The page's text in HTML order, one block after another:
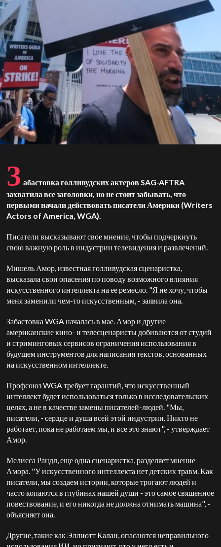
З абастовка голливудских актеров SAG-AFTRA
захватила все заголовки, но не стоит забывать, что
первыми начали действовать писатели Америки (Writers
Actors of America, WGA).
Писатели высказывают свое мнение, чтобы подчеркнуть
свою важную роль в индустрии телевидения и развлечений.
Мишель Амор, известная голливудская сценаристка,
высказала свои опасения по поводу возможного влияния
искусственного интеллекта на ее ремесло. "Я не хочу, чтобы
меня заменили чем-то искусственным, - заявила она.
Забастовка WGA началась в мае. Амор и другие
американские кино- и телесценаристы добиваются от студий
и стриминговых сервисов ограничения использования в
будущем инструментов для написания текстов, основанных
на искусственном интеллекте.
Профсоюз WGA требует гарантий, что искусственный
интеллект будет использоваться только в исследовательских
целях, а не в качестве замены писателей-людей. "Мы,
писатели, - сердце и душа всей этой индустрии. Никто не
работает, пока не работаем мы, и все это знают", - утверждает
Амор.
Мелисса Рандл, еще одна сценаристка, разделяет мнение
Амора. "У искусственного интеллекта нет детских травм. Как
писатели, мы создаем истории, которые трогают людей и
часто копаются в глубинах нашей души - это самое священное
повествование, и его никогда не должна отнимать машина", -
объясняет она.
Другие, такие как Эллиотт Калан, опасаются неправильного